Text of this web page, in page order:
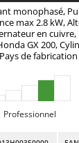
Électriques
sur roues
pour
monophasé,
max 2.8 kW,
en
GX 200,
de
Professionnel